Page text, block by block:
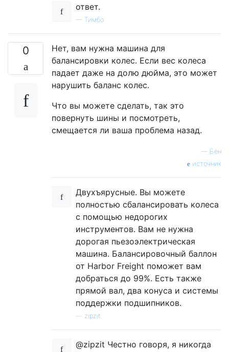
ответ.
— Тимбо
0
Нет, вам нужна машина для
балансировки колес. Если вес колеса
падает даже на долю дюйма, это может
нарушить баланс колес.
Что вы можете сделать, так это
повернуть шины и посмотреть,
смещается ли ваша проблема назад.
— Бен
источник
Двухъярусные. Вы можете
полностью сбалансировать колеса
с помощью недорогих
инструментов. Вам не нужна
дорогая пьезоэлектрическая
машина. Балансировочный баллон
от Harbor Freight поможет вам
добраться до 99%. Есть также
прямой вал, два конуса и системы
поддержки подшипников.
zipzit
@zipzit Честно говоря, я никогда